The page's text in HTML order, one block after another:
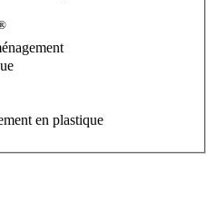
en plastique